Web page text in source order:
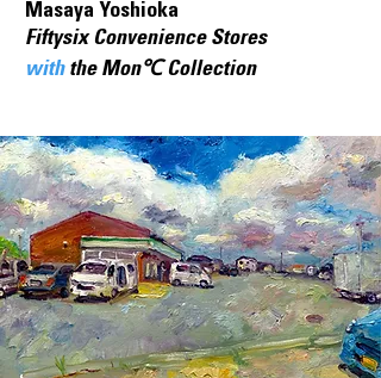
Masaya Yoshioka
Fiftysix Convenience Stores
withthe Mon℃ Collection